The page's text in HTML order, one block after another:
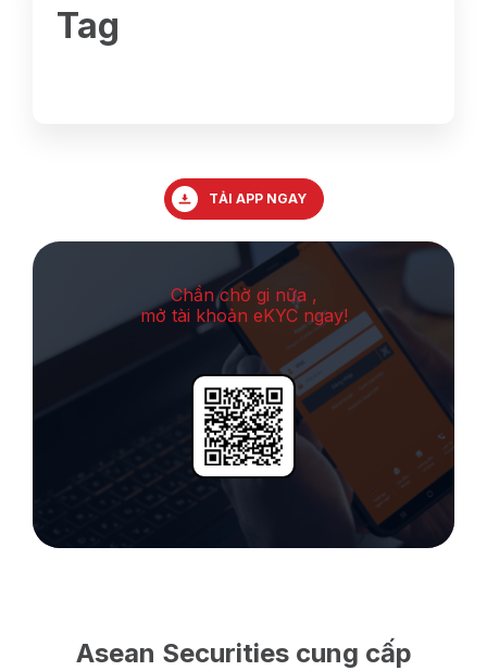
Tag
TẢI APP NGAY
Chần chờ gi nữa ,
mở tài khoản eKYC ngay!
Asean Securities cung cấp